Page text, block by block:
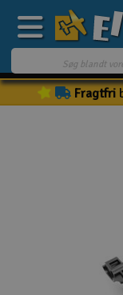
Ugens
Batteri &
Fragtfri